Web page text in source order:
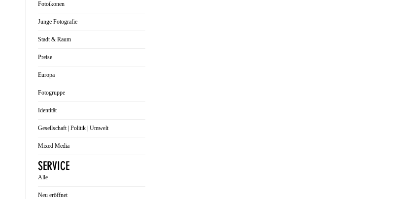
Fotoikonen
Junge Fotografie
Stadt & Raum
Preise
Europa
Fotogruppe
Identität
Gesellschaft | Politik | Umwelt
Mixed Media
SERVICE
Alle
Neu eröffnet